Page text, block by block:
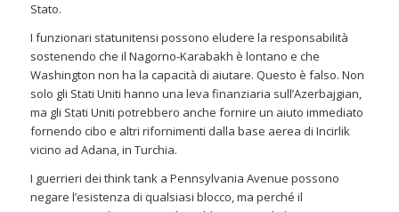
Stato.
I funzionari statunitensi possono eludere la responsabilità
sostenendo che il Nagorno-Karabakh è lontano e che
Washington non ha la capacità di aiutare. Questo è falso. Non
solo gli Stati Uniti hanno una leva finanziaria sull’Azerbajgian,
ma gli Stati Uniti potrebbero anche fornire un aiuto immediato
fornendo cibo e altri rifornimenti dalla base aerea di Incirlik
vicino ad Adana, in Turchia.
I guerrieri dei think tank a Pennsylvania Avenue possono
negare l’esistenza di qualsiasi blocco, ma perché il